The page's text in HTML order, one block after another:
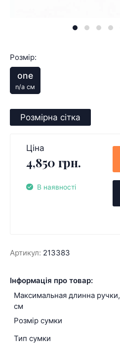
Розмір:
one
n/a см
Розмірна сітка
Ціна
4,850 грн.
В наявності
Артикул: 213383
Інформація про товар:
Максимальная длинна ручки,
см
Розмір сумки
Тип сумки